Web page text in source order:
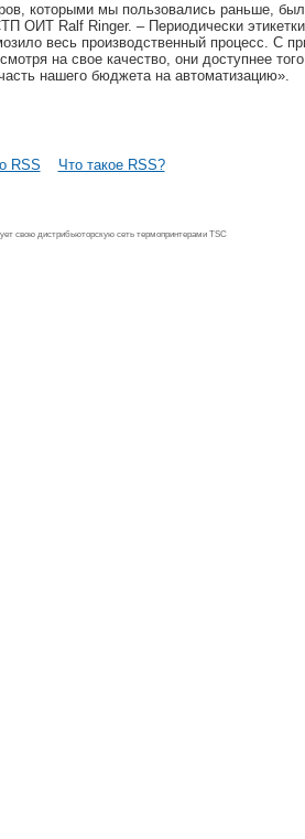
которыми мы пользовались раньше,
ОИТ Ralf Ringer. – Периодически
весь производственный процесс. С
на свое качество, они доступнее
нашего бюджета на автоматизацию».
RSS Что такое RSS?
свою дистрибьюторскую сеть термопринтерами TSC